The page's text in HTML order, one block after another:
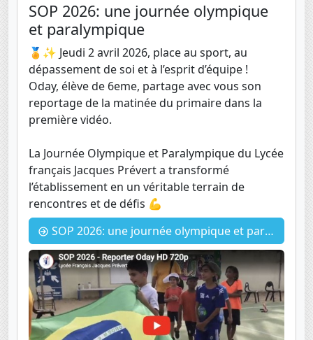
SOP 2026: une journée olympique
et paralympique
🏅✨ Jeudi 2 avril 2026, place au sport, au
dépassement de soi et à l’esprit d’équipe !
Oday, élève de 6eme, partage avec vous son
reportage de la matinée du primaire dans la
première vidéo.
La Journée Olympique et Paralympique du Lycée
français Jacques Prévert a transformé
l’établissement en un véritable terrain de
rencontres et de défis 💪
SOP 2026: une journée olympique et paralympique